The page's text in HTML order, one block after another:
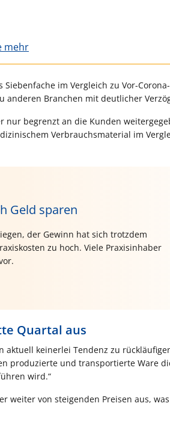
mehr
im Vergleich zu Vor-
anderen Branchen mit deutlicher
begrenzt an die Kunden
Verbrauchsmaterial im
Geld sparen
der Gewinn hat sich trotzdem
zu hoch. Viele Praxisinhaber
Quartal aus
keinerlei Tendenz zu
produzierte und transportierte Ware
wird.“
von steigenden Preisen aus,